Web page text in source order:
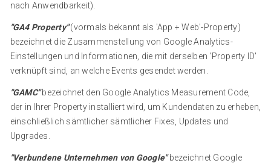
nach Anwendbarkeit).
"GA4 Property"(vormals bekannt als 'App + Web'-Property)
bezeichnet die Zusammenstellung von Google Analytics-
Einstellungen und Informationen, die mit derselben 'Property ID'
verknüpft sind, an welche Events gesendet werden.
"GAMC"bezeichnet den Google Analytics Measurement Code,
der in Ihrer Property installiert wird, um Kundendaten zu erheben,
einschließlich sämtlicher sämtlicher Fixes, Updates und
Upgrades.
"Verbundene Unternehmen von Google"bezeichnet Google